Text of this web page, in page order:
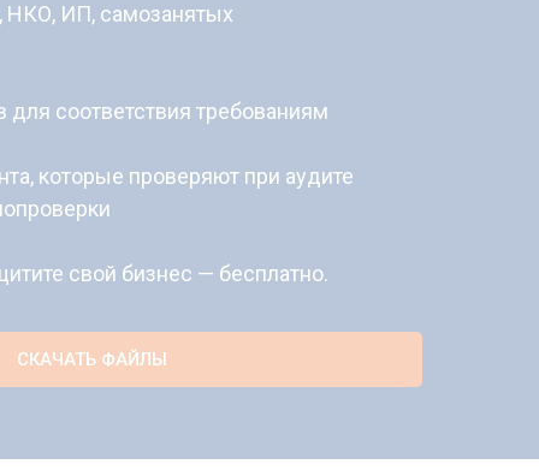
ИП, самозанятых
для соответствия требованиям
которые проверяют при аудите
свой бизнес — бесплатно.
СКАЧАТЬ ФАЙЛЫ